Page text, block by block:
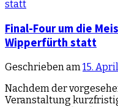
Final-Four um die
Wipperfürth statt
Geschrieben am15.
Nachdem der
Veranstaltung